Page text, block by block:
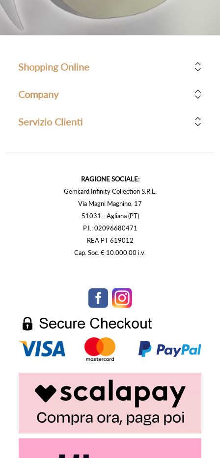
Shopping Online
Company
Servizio Clienti
RAGIONE SOCIALE:
Gemcard Infinity Collection S.R.L.
Via Magni Magnino, 17
51031 - Agliana (PT)
P.I.: 02096680471
REA PT 619012
Cap. Soc. € 10.000,00 i.v.